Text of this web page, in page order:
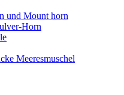
und Mount horn
Horn
Meeresmuschel